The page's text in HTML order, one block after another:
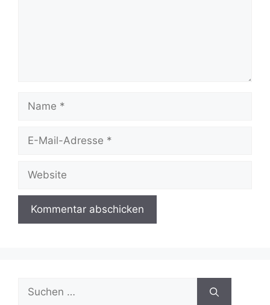
Name
Website
Suchen
nach: